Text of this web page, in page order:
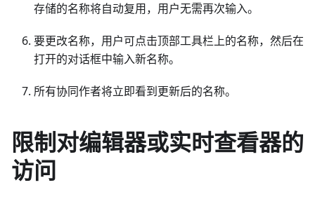
存储的名称将自动复用，用户无需再次输入。
要更改名称，用户可点击顶部工具栏上的名称，然后在
打开的对话框中输入新名称。
所有协同作者将立即看到更新后的名称。
限制对编辑器或实时查看器的
访问